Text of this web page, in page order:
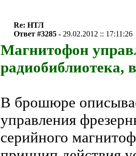
Re: НТЛ
Ответ #3285 - 29.02.2012 :: 17:11:26
Магнитофон
В брошюре
управления
серийного